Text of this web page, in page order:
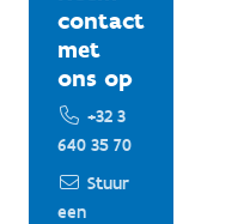
contact
met
ons op
+32 3
640 35 70
Stuur
een